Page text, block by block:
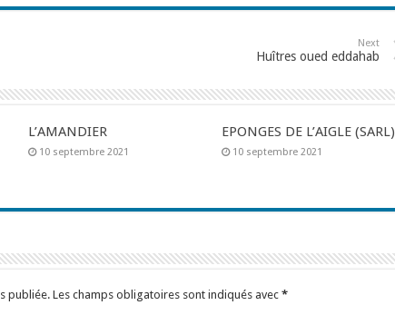
Next
Huîtres oued eddahab
L’AMANDIER
10 septembre 2021
EPONGES DE L’AIGLE (SARL)
10 septembre 2021
publiée. Les champs obligatoires sont indiqués avec *